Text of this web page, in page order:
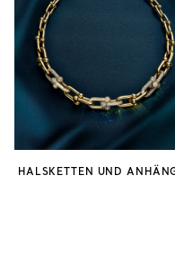
HALSKETTEN UND